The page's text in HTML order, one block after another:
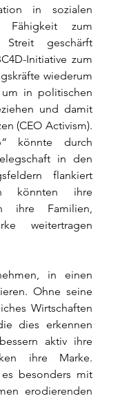
in sozialen
zum
Streit geschärft
Initiative zum
wiederum
in politischen
und damit
(CEO Activism).
könnte durch
in den
flankiert
könnten ihre
ihre Familien,
weitertragen
in einen
Ohne seine
Wirtschaften
dies erkennen
aktiv ihre
ihre Marke.
besonders mit
erodierenden